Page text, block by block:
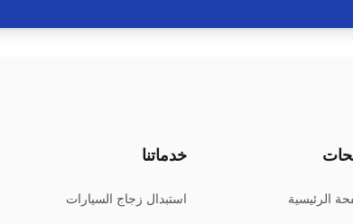
الرئيسية
خدماتنا
استبدال زجاج السيارات